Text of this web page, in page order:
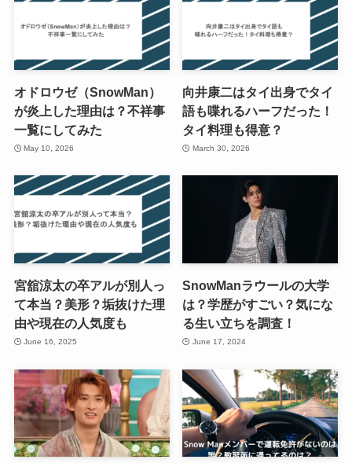
オドロウゼ（SnowMan）
が炎上した理由は？不祥事
一覧にしてみた
May 10, 2026
向井康二はタイ出身でタイ
語も喋れるハーフだった！
タイ料理も得意？
March 30, 2026
宮舘涼太の卒アルが別人っ
て本当？美形？垢抜けた理
由や現在の人気度も
June 16, 2025
SnowManラウールの大学
は？学歴がすごい？気にな
る生い立ちを調査！
June 17, 2024